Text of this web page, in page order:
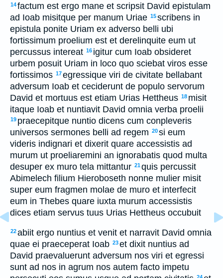
14factum est ergo mane et scripsit David epistulam
ad Ioab misitque per manum Uriae 15scribens in
epistula ponite Uriam ex adverso belli ubi
fortissimum proelium est et derelinquite eum ut
percussus intereat 16 igitur cum Ioab obsideret
urbem posuit Uriam in loco quo sciebat viros esse
fortissimos 17egressique viri de civitate bellabant
adversum Ioab et ceciderunt de populo servorum
David et mortuus est etiam Urias Hettheus 18 misit
itaque Ioab et nuntiavit David omnia verba proelii
19 praecepitque nuntio dicens cum conpleveris
universos sermones belli ad regem 20si eum
videris indignari et dixerit quare accessistis ad
murum ut proeliaremini an ignorabatis quod multa
desuper ex muro tela mittantur 21quis percussit
Abimelech filium Hieroboseth nonne mulier misit
super eum fragmen molae de muro et interfecit
eum in Thebes quare iuxta murum accessistis
dices etiam servus tuus Urias Hettheus occubuit
22abiit ergo nuntius et venit et narravit David omnia
quae ei praeceperat Ioab 23et dixit nuntius ad
David praevaluerunt adversum nos viri et egressi
sunt ad nos in agrum nos autem facto impetu